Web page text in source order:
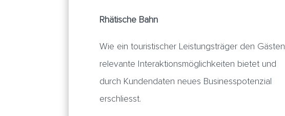
Rhätische Bahn
Wie ein touristischer Leistungsträger den Gästen
relevante Interaktionsmöglichkeiten bietet und
durch Kundendaten neues Businesspotenzial
erschliesst.